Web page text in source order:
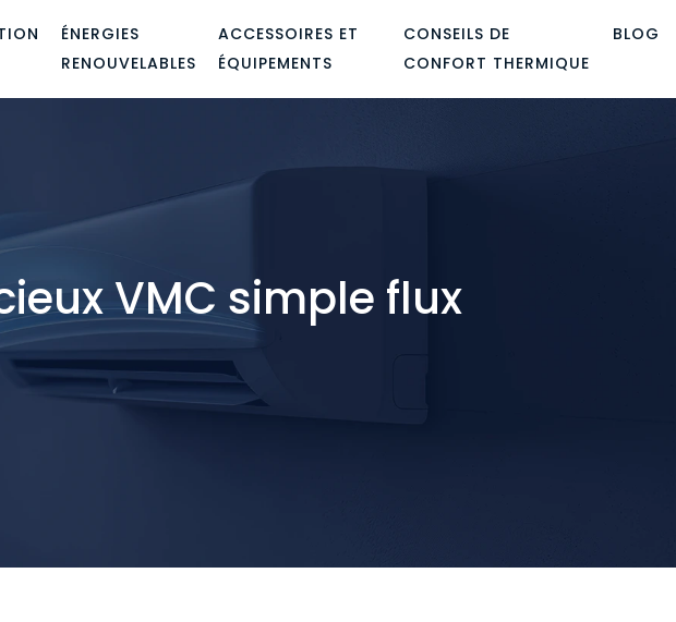
ÉNERGIES
RENOUVELABLES
ACCESSOIRES ET
ÉQUIPEMENTS
CONSEILS DE
CONFORT THERMIQUE
BLOG
VMC simple flux